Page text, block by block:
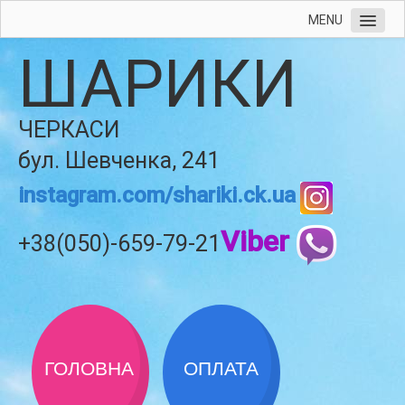
MENU
ШАРИКИ
ЧЕРКАСИ
бул. Шевченка, 241
instagram.com/shariki.ck.ua
+38(050)-659-79-21Viber
ГОЛОВНА ОПЛАТА